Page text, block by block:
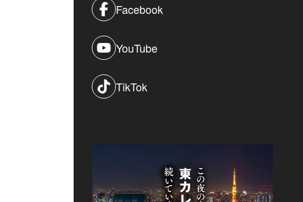
Facebook
YouTube
TikTok